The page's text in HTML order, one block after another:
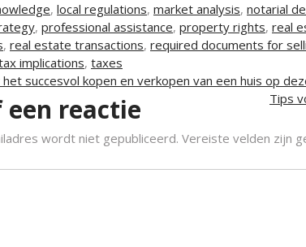
, local regulations, market analysis, notarial
, professional assistance, property rights, real
, real estate transactions, required documents for
implications, taxes
succesvol kopen en verkopen van een huis op
Tips
een reactie
wordt niet gepubliceerd. Vereiste velden zijn